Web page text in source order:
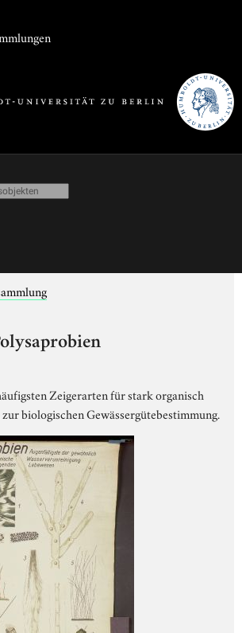
Zeigerarten für stark organisch
biologischen Gewässergütebestimmung.